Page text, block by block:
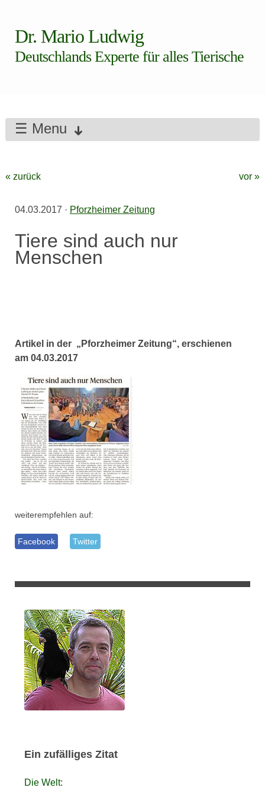
Dr. Mario Ludwig
Deutschlands Experte für alles Tierische
☰ Menu
« zurück vor »
04.03.2017 · Pforzheimer Zeitung
Tiere sind auch nur
Menschen
Artikel in der „Pforzheimer Zeitung“, erschienen
am 04.03.2017
weiterempfehlen auf:
Facebook Twitter
Ein zufälliges Zitat
Die Welt: